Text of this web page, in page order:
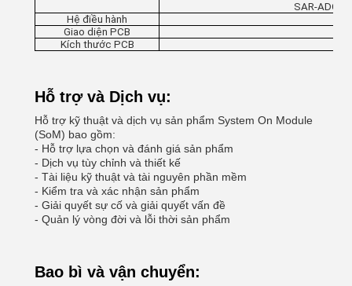
SAR-ADC
Hệ điều hành
Giao diện PCB
Kích thước PCB
Hỗ trợ và Dịch vụ:
Hỗ trợ kỹ thuật và dịch vụ sản phẩm System On Module
(SoM) bao gồm:
- Hỗ trợ lựa chọn và đánh giá sản phẩm
- Dịch vụ tùy chỉnh và thiết kế
- Tài liệu kỹ thuật và tài nguyên phần mềm
- Kiểm tra và xác nhận sản phẩm
- Giải quyết sự cố và giải quyết vấn đề
- Quản lý vòng đời và lỗi thời sản phẩm
Bao bì và vận chuyển: